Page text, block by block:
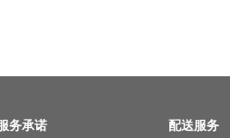
务承诺 配送服务